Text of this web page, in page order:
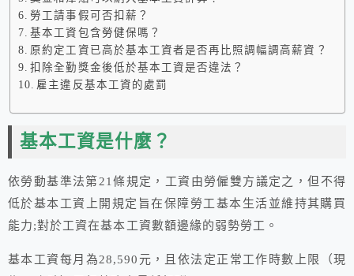
勞工請事假可否扣薪？
基本工資包含勞健保嗎？
原約定工資已高於基本工資者是否再比照調幅調高薪資？
扣除全勤獎金後低於基本工資是否違法？
雇主違反基本工資的處罰
基本工資是什麼？
依勞動基準法第21條規定，工資由勞僱雙方議定之，但不得
低於基本工資上開規定旨在保障勞工基本生活並維持其購買
能力;對於工資在基本工資數額邊緣的弱勢勞工。
基本工資每月為28,590元，且依法定正常工作時數上限（現